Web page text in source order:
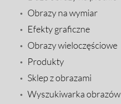
Obrazy na wymiar
Efekty graficzne
Obrazy wieloczęściowe
Produkty
Sklep z obrazami
Wyszukiwarka obrazów